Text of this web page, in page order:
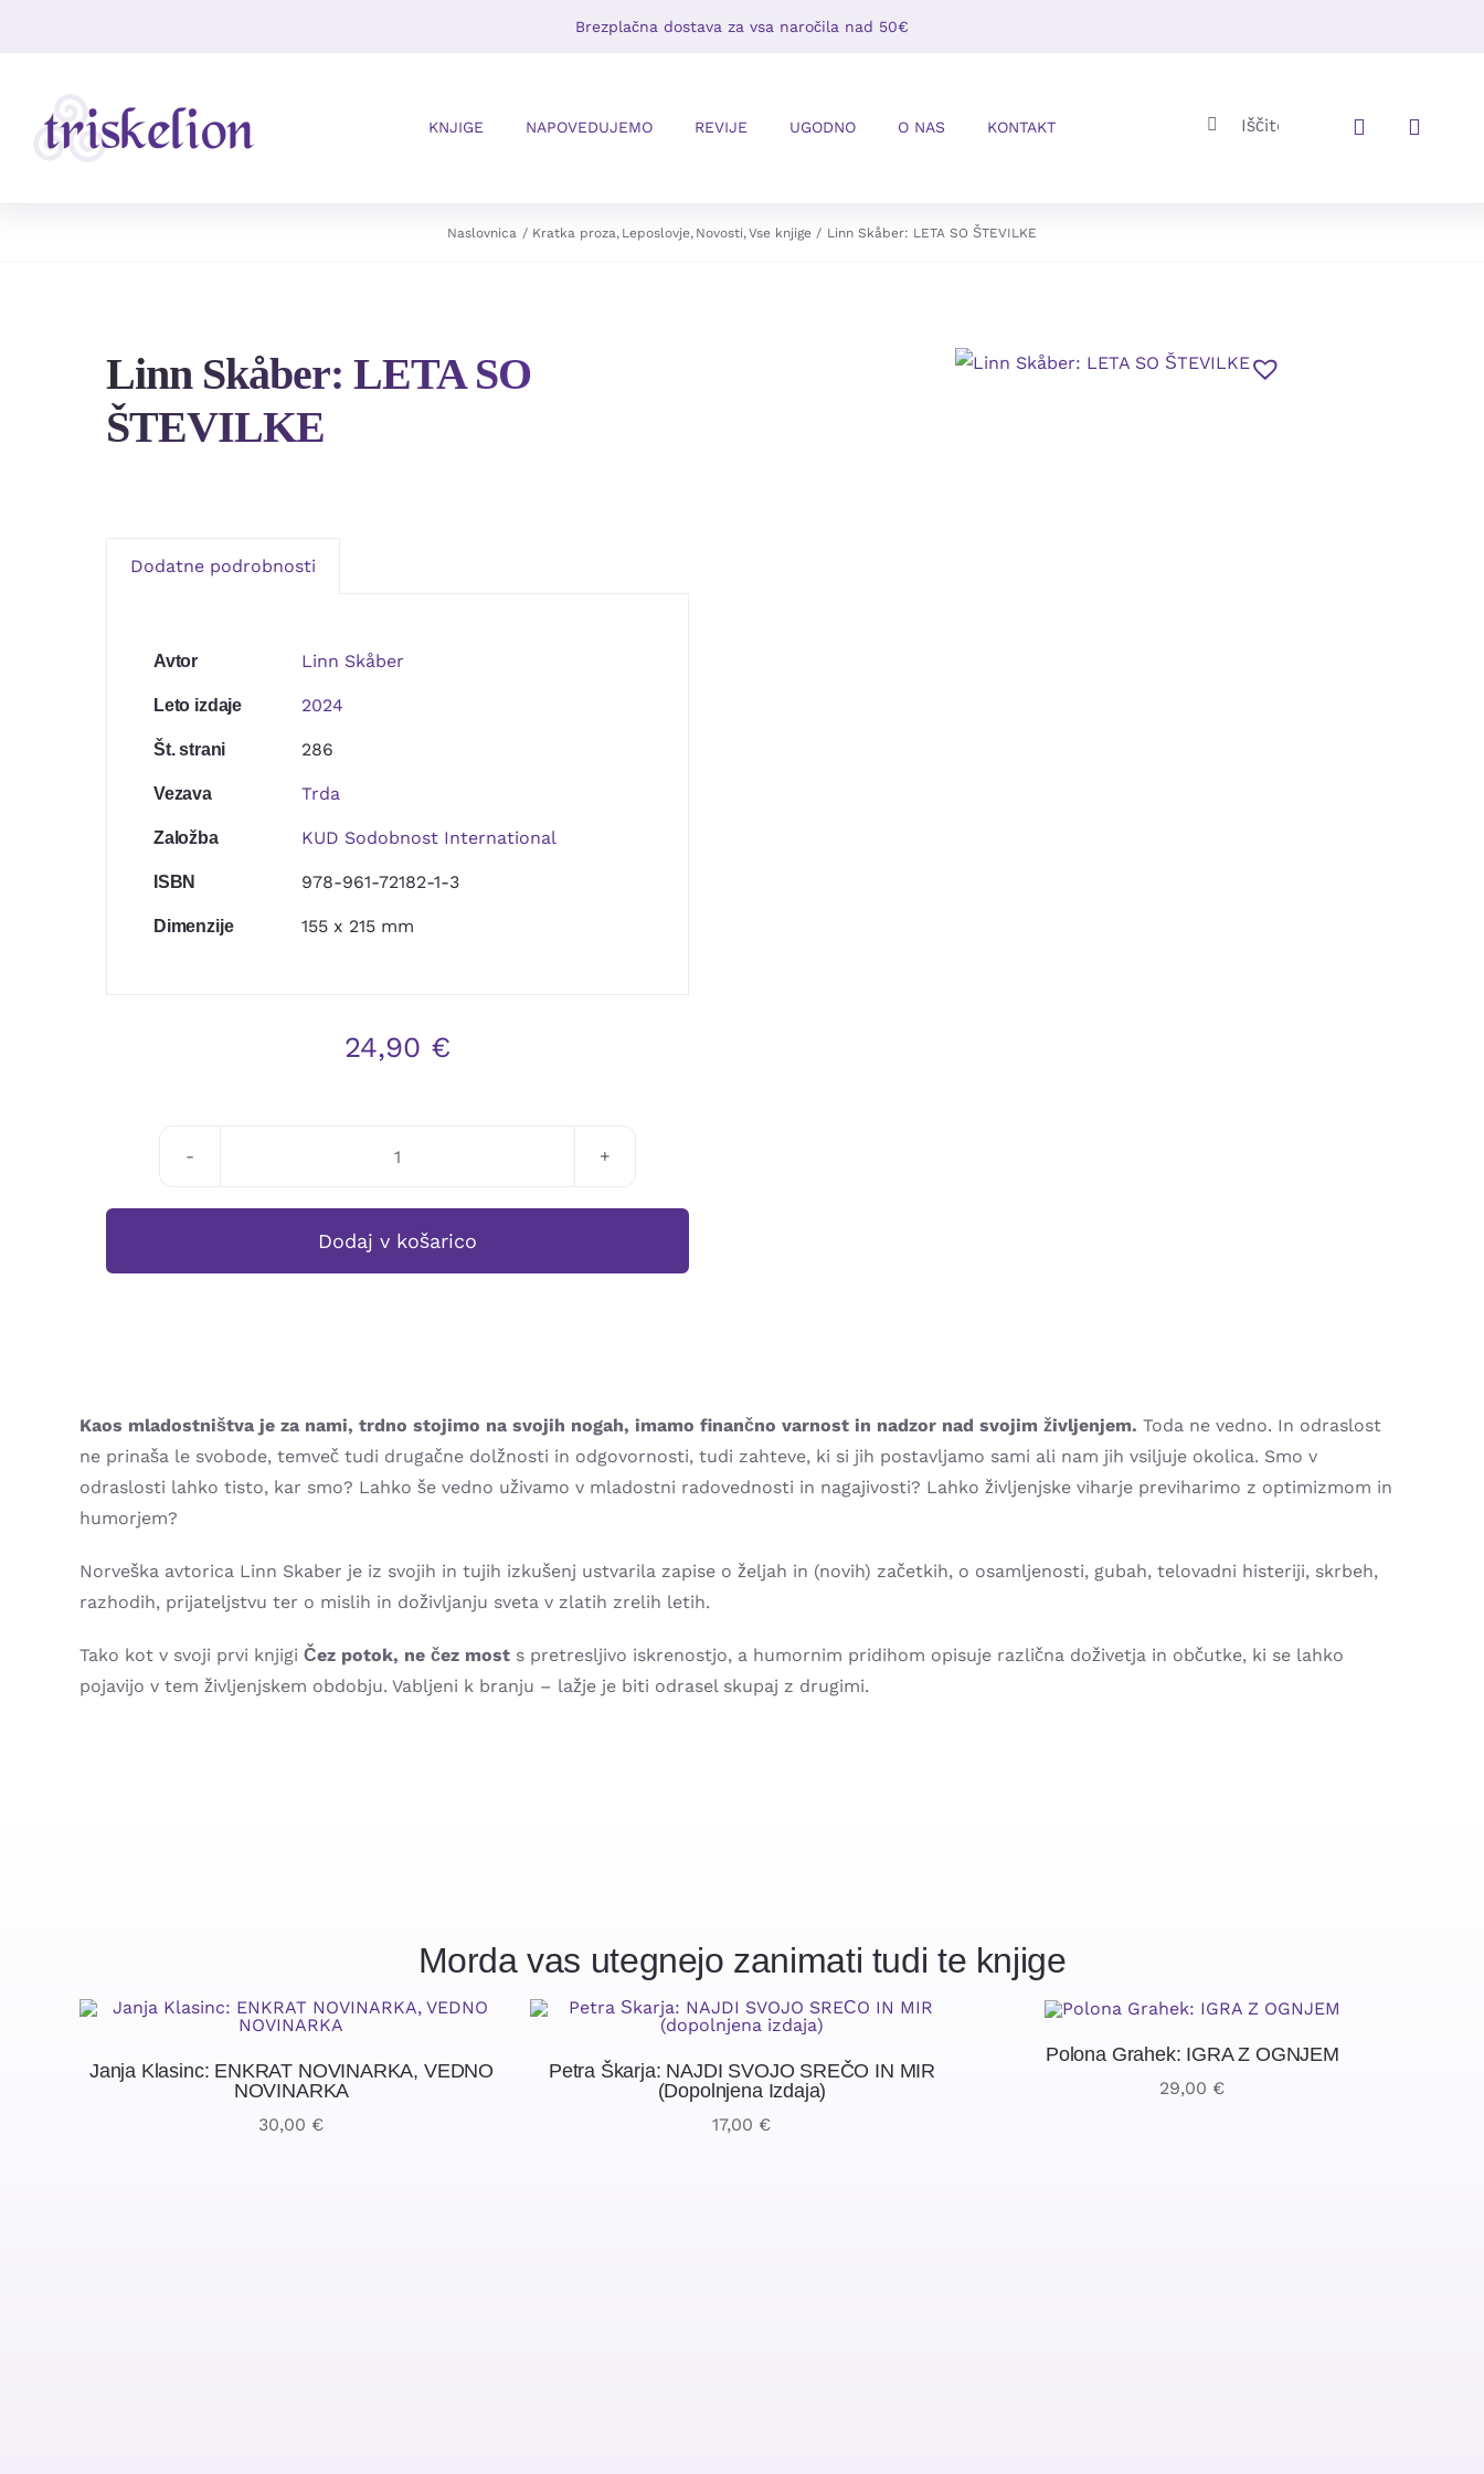
Brezplačna dostava za vsa naročila nad 50€
KNJIGE NAPOVEDUJEMO REVIJE UGODNO O NAS KONTAKT
Naslovnica Kratka proza Leposlovje Novosti Vse knjige Linn Skåber: LETA SO ŠTEVILKE
Linn Skåber: LETA SO
ŠTEVILKE
Dodatne podrobnosti
Avtor Linn Skåber
Leto izdaje 2024
Št. strani 286
Vezava Trda
Založba KUD Sodobnost International
ISBN 978-961-72182-1-3
Dimenzije 155 x 215 mm
24,90 €
Linn
LETA
Dodaj v košarico
Kaos mladostništva je za nami, trdno stojimo na svojih nogah, imamo finančno varnost in nadzor nad svojim življenjem. Toda ne vedno. In odraslost
ne prinaša le svobode, temveč tudi drugačne dolžnosti in odgovornosti, tudi zahteve, ki si jih postavljamo sami ali nam jih vsiljuje okolica. Smo v
odraslosti lahko tisto, kar smo? Lahko še vedno uživamo v mladostni radovednosti in nagajivosti? Lahko življenjske viharje previharimo z optimizmom in
humorjem?
Norveška avtorica Linn Skaber je iz svojih in tujih izkušenj ustvarila zapise o željah in (novih) začetkih, o osamljenosti, gubah, telovadni histeriji, skrbeh,
razhodih, prijateljstvu ter o mislih in doživljanju sveta v zlatih zrelih letih.
Tako kot v svoji prvi knjigi Čez potok, ne čez mosts pretresljivo iskrenostjo, a humornim pridihom opisuje različna doživetja in občutke, ki se lahko
pojavijo v tem življenjskem obdobju. Vabljeni k branju – lažje je biti odrasel skupaj z drugimi.
Morda vas utegnejo zanimati tudi te knjige
Janja Klasinc: ENKRAT NOVINARKA, VEDNO
NOVINARKA
30,00 €
Petra Škarja: NAJDI SVOJO SREČO IN MIR
(dopolnjena Izdaja)
17,00 €
Polona Grahek: IGRA Z OGNJEM
29,00 €